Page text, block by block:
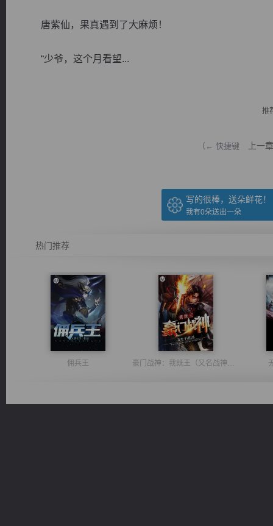
唐紫仙，果真遇到了大麻烦！
“少爷，这个月看望...
推
（← 快捷键 上一章
写的很棒，送朵鲜花！
我有0朵送出一朵
热门推荐
佣兵王 豪门战神：我既王（又名战神归来不败神婿修罗战神）